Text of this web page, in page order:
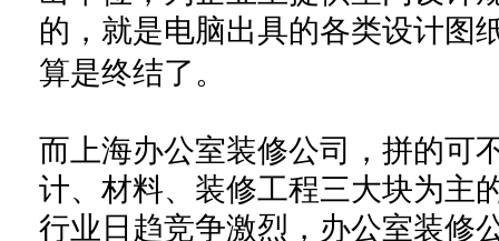
的，就是电脑出具的各类设计图
算是终结了。
而上海办公室装修公司 ， 拼的可
计、材料、装修工程三大块为主
行业日趋竞争激烈，办公室装修